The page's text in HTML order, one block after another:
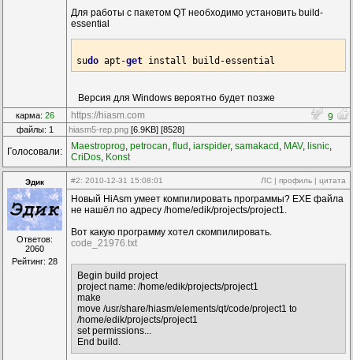
Для работы с пакетом QT необходимо установить build-
essential
sudo apt-get
Версия для Windows вероятно будет позже
карма: 26 https://hiasm.com 9
файлы: 1 hiasm5-rep.png [6.9KB] [8528]
Голосовали: Maestroprog, petrocan, flud , iarspider, sаmakacd , MAV, lisnic,
CriDos, Konst
Эдик
Ответов:
2060
Рейтинг: 28
#2: 2010-12-31 15:08:01 ЛС | профиль | цитата
Новый HiAsm умеет компилировать программы? EXE файла
не нашёл по адресу /home/edik/projects/project1.
Вот какую программу хотел скомпилировать.
code_21976.txt
Begin build project
project name: /home/edik/projects/project1
make
move /usr/share/hiasm/elements/qt/code/project1 to
/home/edik/projects/project1
set permissions...
End build.